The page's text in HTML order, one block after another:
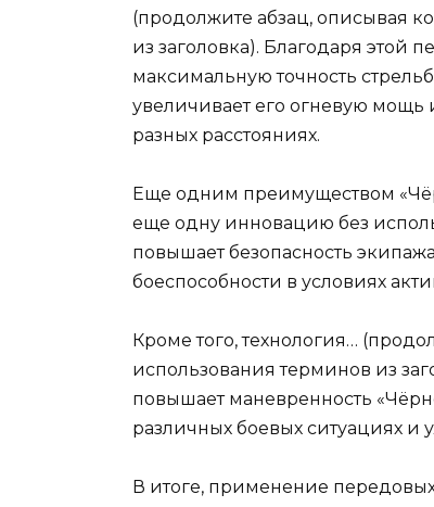
(продолжите абзац, описывая
из заголовка). Благодаря этой
максимальную точность
увеличивает его огневую мощь
разных расстояниях.
Еще одним преимуществом
еще одну инновацию без
повышает безопасность
боеспособности в условиях
Кроме того, технология…
использования терминов из
повышает маневренность
различных боевых ситуациях и
В итоге, применение